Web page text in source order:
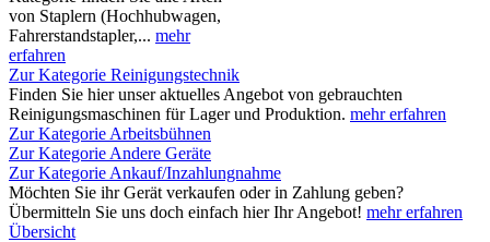
von Staplern (Hochhubwagen,
Fahrerstandstapler,... mehr
erfahren
Zur Kategorie Reinigungstechnik
Finden Sie hier unser aktuelles Angebot von gebrauchten
Reinigungsmaschinen für Lager und Produktion. mehr erfahren
Zur Kategorie Arbeitsbühnen
Zur Kategorie Andere Geräte
Zur Kategorie Ankauf/Inzahlungnahme
Möchten Sie ihr Gerät verkaufen oder in Zahlung geben?
Übermitteln Sie uns doch einfach hier Ihr Angebot! mehr erfahren
Übersicht